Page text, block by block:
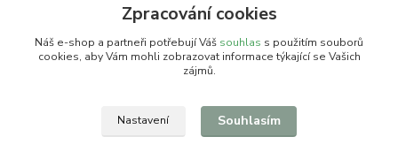
Denně 14:00 - 21:30 hod
dobracajovnafm@gmail.com
Zpracování cookies
Náš e-shop a partneři potřebují Váš souhlas s použitím souborů
cookies, aby Vám mohli zobrazovat informace týkající se Vašich
zájmů.
Nastavení Souhlasím